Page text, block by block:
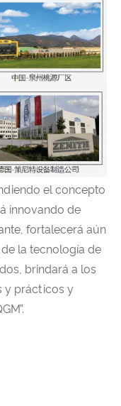
el concepto
innovando de
fortalecerá aún
la tecnología de
brindará a los
y prácticos y